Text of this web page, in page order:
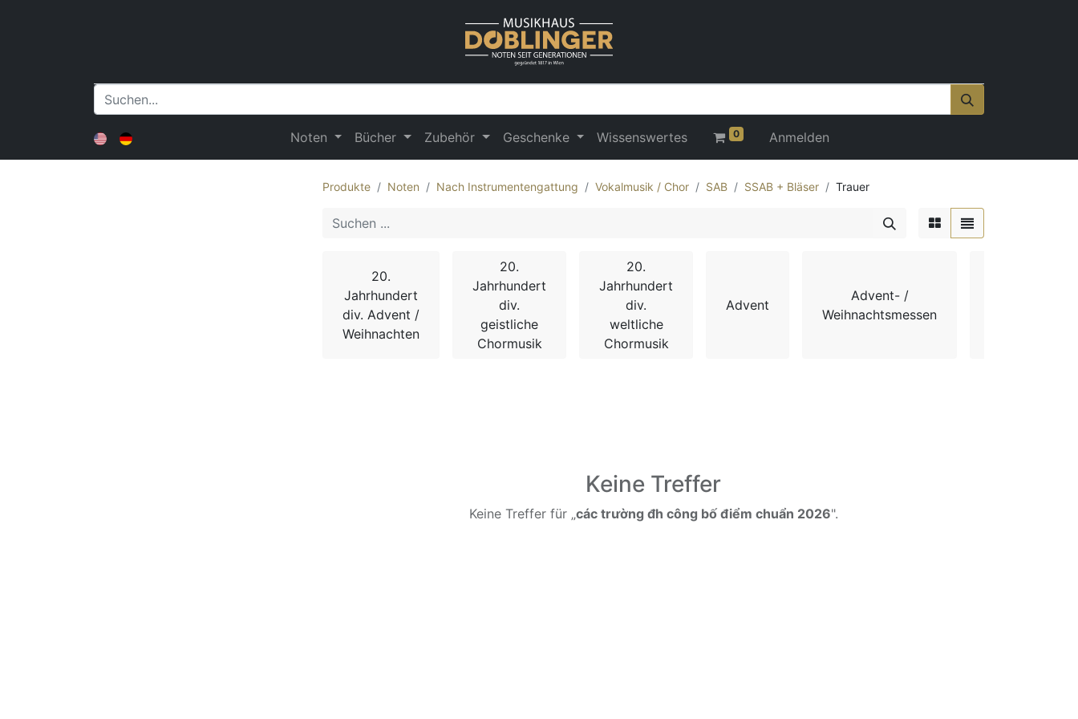
Noten Bücher Zubehör Geschenke Wissenswertes 0 Anmelden
Produkte Noten Nach Instrumentengattung Vokalmusik / Chor SAB SSAB + Bläser Trauer
20.
Jahrhundert
div. Advent /
Weihnachten
20.
Jahrhundert
div.
geistliche
Chormusik
20.
Jahrhundert
div.
weltliche
Chormusik
Advent
Advent- /
Weihnachtsmessen
Keine Treffer
Keine Treffer für „các trường đh công bố điểm chuẩn 2026".